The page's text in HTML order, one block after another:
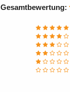
Gesamtbewertung: